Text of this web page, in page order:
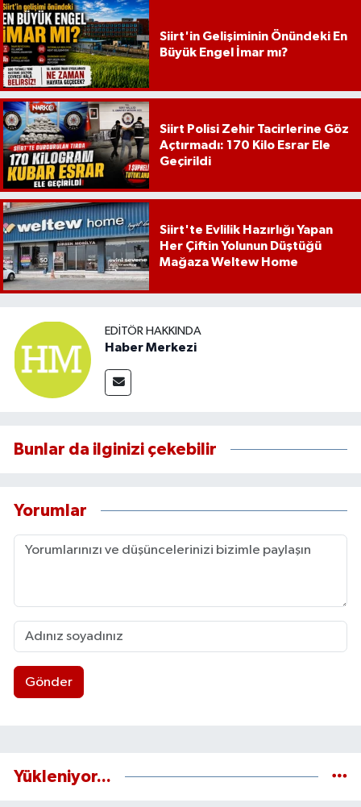
Siirt'in Gelişiminin Önündeki En
Büyük Engel İmar mı?
Siirt Polisi Zehir Tacirlerine Göz
Açtırmadı: 170 Kilo Esrar Ele
Geçirildi
Siirt'te Evlilik Hazırlığı Yapan
Her Çiftin Yolunun Düştüğü
Mağaza Weltew Home
EDITÖR HAKKINDA
Haber Merkezi
Bunlar da ilginizi çekebilir
Yorumlar
Gönder
Yükleniyor...